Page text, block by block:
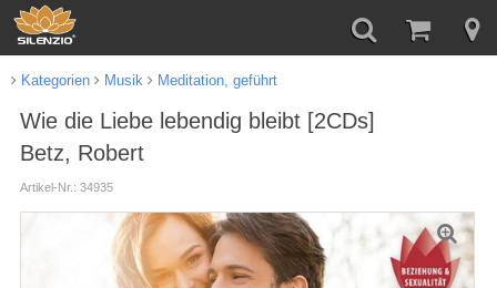
Kategorien Musik Meditation, geführt
Wie die Liebe lebendig bleibt [2CDs]
Betz, Robert
Artikel-Nr.: 34935